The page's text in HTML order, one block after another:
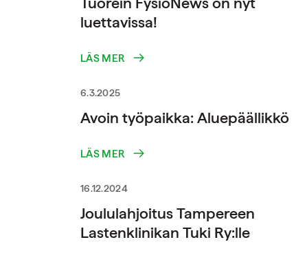
luettavissa!
LÄS MER
6.3.2025
Avoin työpaikka: Aluepäällikkö
LÄS MER
16.12.2024
Joululahjoitus Tampereen
Lastenklinikan Tuki Ry:lle